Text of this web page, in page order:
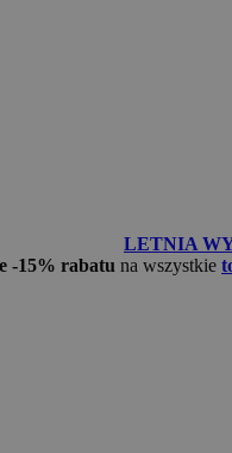
LETNIA
-15% rabatu na wszystkie